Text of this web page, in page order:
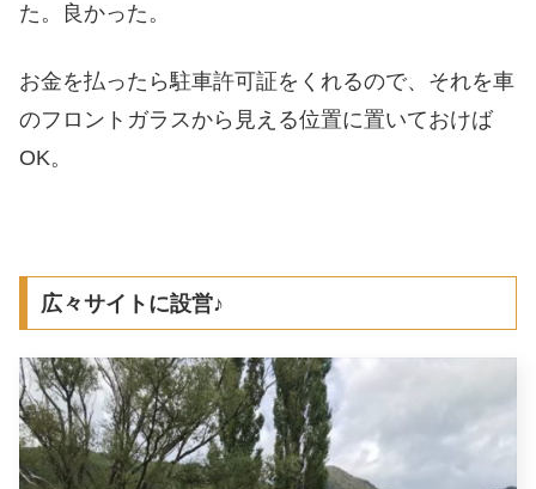
た。良かった。
お金を払ったら駐車許可証をくれるので、それを車
のフロントガラスから見える位置に置いておけば
OK。
広々サイトに設営♪